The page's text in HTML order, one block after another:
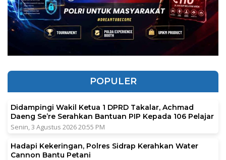
POPULER
Didampingi Wakil Ketua 1 DPRD Takalar, Achmad
Daeng Se’re Serahkan Bantuan PIP Kepada 106 Pelajar
Senin, 3 Agustus 2026 20:55 PM
Hadapi Kekeringan, Polres Sidrap Kerahkan Water
Cannon Bantu Petani